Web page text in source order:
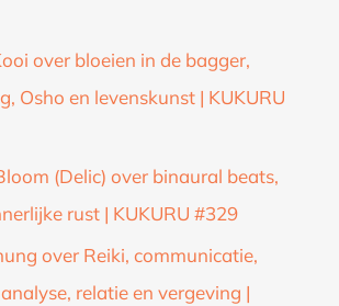
over bloeien in de bagger,
Osho en levenskunst | KUKURU
(Delic) over binaural beats,
rust | KUKURU #329
over Reiki, communicatie,
relatie en vergeving |